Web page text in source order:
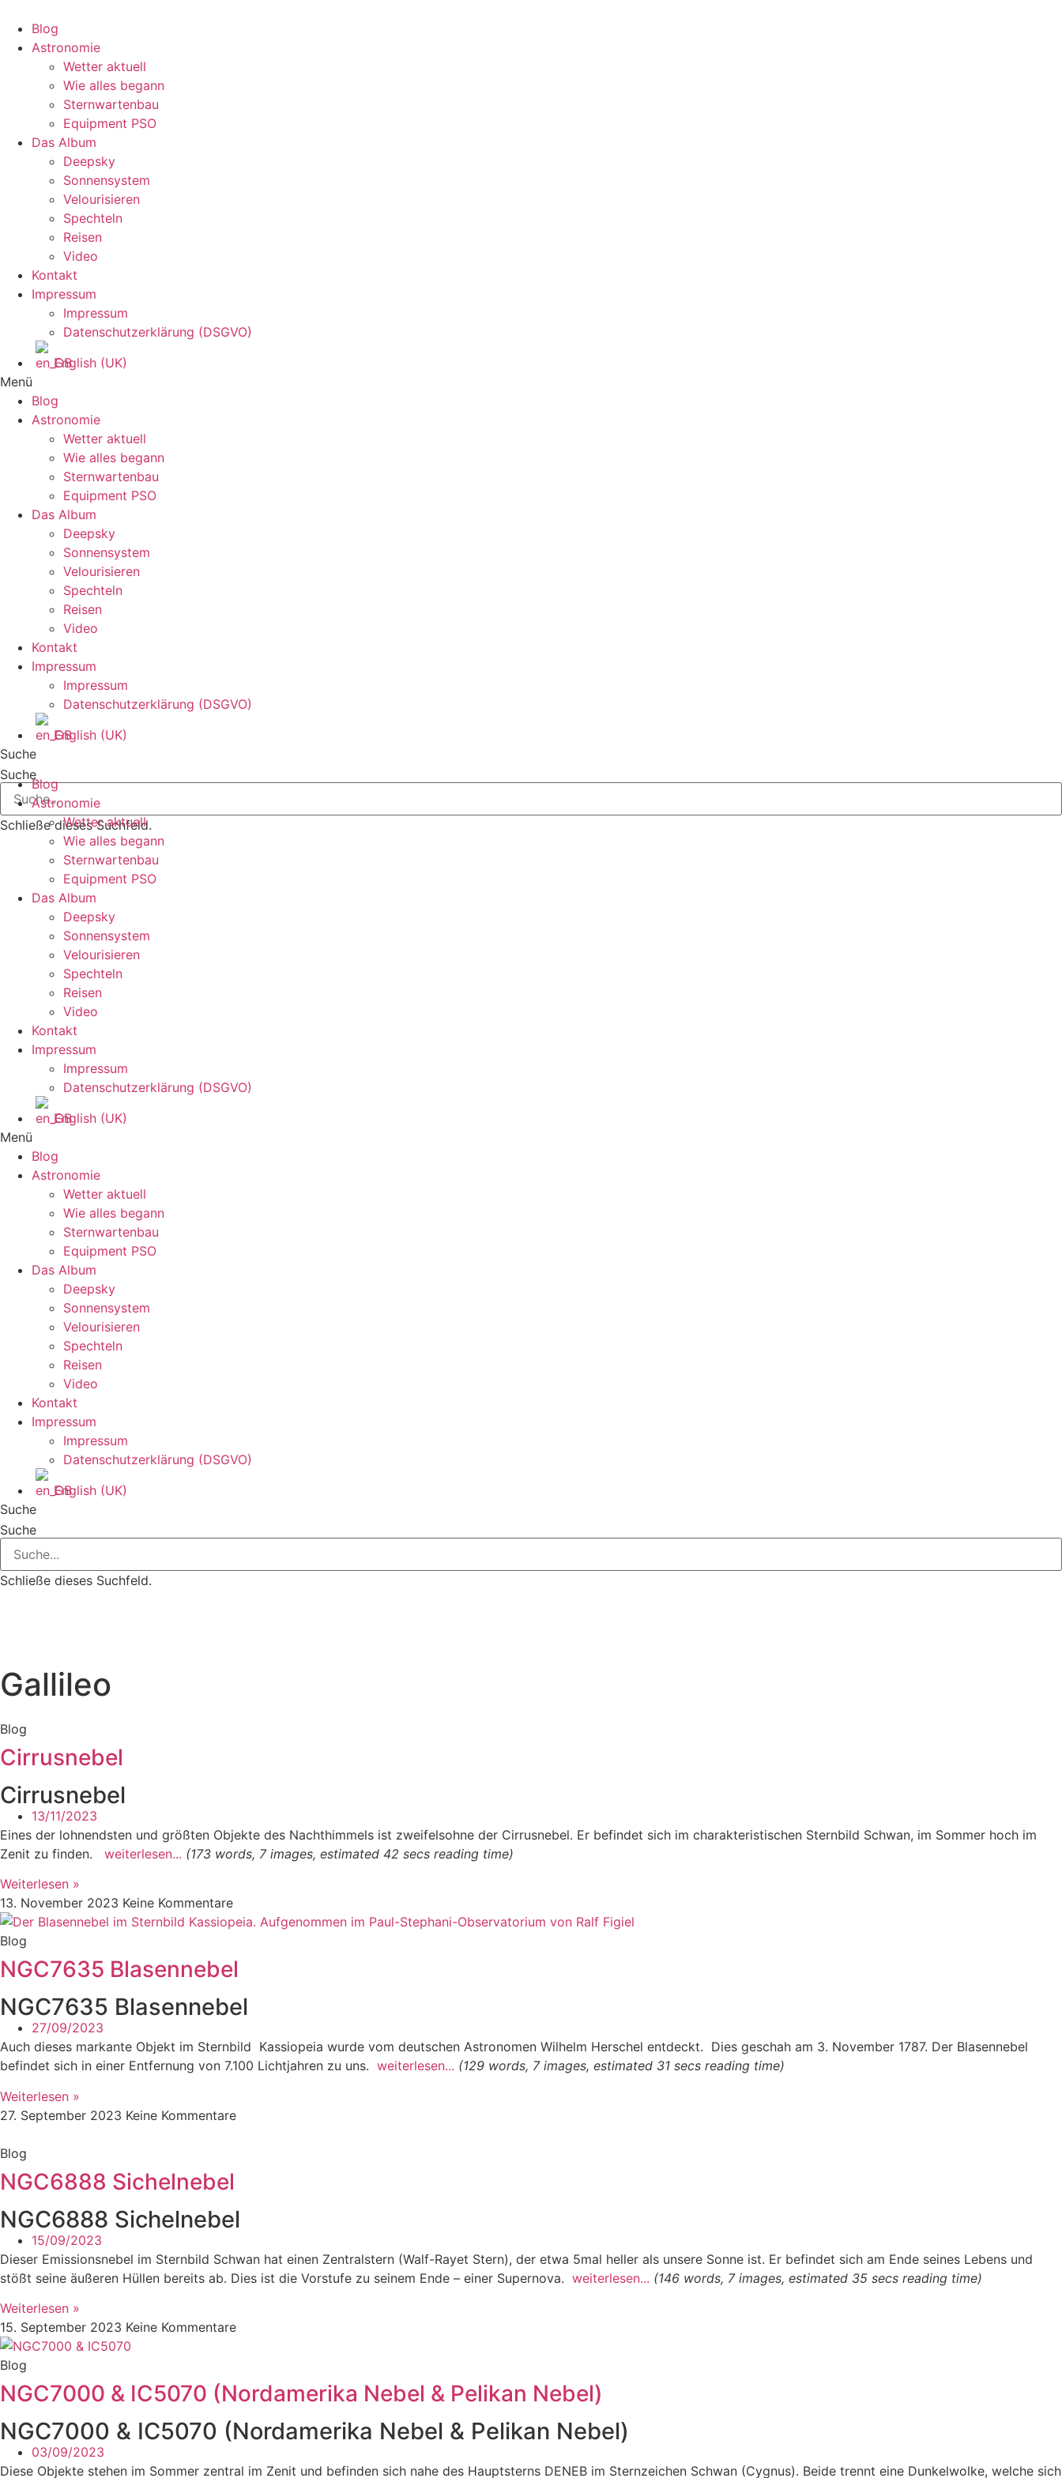
Inhalt
wechseln
Blog
Astronomie
Wetter aktuell
Wie alles begann
Sternwartenbau
Equipment PSO
Das Album
Deepsky
Sonnensystem
Velourisieren
Spechteln
Reisen
Video
Kontakt
Impressum
Impressum
Datenschutzerklärung (DSGVO)
English (UK)
Menü
Blog
Astronomie
Wetter aktuell
Wie alles begann
Sternwartenbau
Equipment PSO
Das Album
Deepsky
Sonnensystem
Velourisieren
Spechteln
Reisen
Video
Kontakt
Impressum
Impressum
Datenschutzerklärung (DSGVO)
English (UK)
Suche
Suche
Schließe dieses Suchfeld.
Blog
Astronomie
Wetter aktuell
Wie alles begann
Sternwartenbau
Equipment PSO
Das Album
Deepsky
Sonnensystem
Velourisieren
Spechteln
Reisen
Video
Kontakt
Impressum
Impressum
Datenschutzerklärung (DSGVO)
English (UK)
Menü
Blog
Astronomie
Wetter aktuell
Wie alles begann
Sternwartenbau
Equipment PSO
Das Album
Deepsky
Sonnensystem
Velourisieren
Spechteln
Reisen
Video
Kontakt
Impressum
Impressum
Datenschutzerklärung (DSGVO)
English (UK)
Suche
Suche
Schließe dieses Suchfeld.
Gallileo
Blog
Cirrusnebel
Cirrusnebel
13/11/2023
Eines der lohnendsten und größten Objekte des Nachthimmels ist zweifelsohne der Cirrusnebel. Er befindet sich im charakteristischen Sternbild Schwan, im Sommer hoch im
Zenit zu finden.
weiterlesen... (173 words, 7 images, estimated 42 secs reading time)
Weiterlesen »
13. November 2023 Keine Kommentare
Blog
NGC7635 Blasennebel
NGC7635 Blasennebel
27/09/2023
Auch dieses markante Objekt im Sternbild Kassiopeia wurde vom deutschen Astronomen Wilhelm Herschel entdeckt. Dies geschah am 3. November 1787. Der Blasennebel
befindet sich in einer Entfernung von 7.100 Lichtjahren zu uns. weiterlesen... (129 words, 7 images, estimated 31 secs reading time)
Weiterlesen »
27. September 2023 Keine Kommentare
Blog
NGC6888 Sichelnebel
NGC6888 Sichelnebel
15/09/2023
Dieser Emissionsnebel im Sternbild Schwan hat einen Zentralstern (Walf-Rayet Stern), der etwa 5mal heller als unsere Sonne ist. Er befindet sich am Ende seines Lebens und
stößt seine äußeren Hüllen bereits ab. Dies ist die Vorstufe zu seinem Ende – einer Supernova. weiterlesen... (146 words, 7 images, estimated 35 secs reading time)
Weiterlesen »
15. September 2023 Keine Kommentare
Blog
NGC7000 & IC5070 (Nordamerika Nebel & Pelikan Nebel)
NGC7000 & IC5070 (Nordamerika Nebel & Pelikan Nebel)
03/09/2023
Diese Objekte stehen im Sommer zentral im Zenit und befinden sich nahe des Hauptsterns DENEB im Sternzeichen Schwan (Cygnus). Beide trennt eine Dunkelwolke, welche sich